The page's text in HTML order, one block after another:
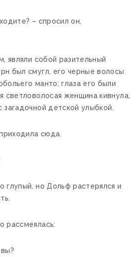
– спросил он,
являли собой разительный
был смугл, его черные волосы
манто; глаза его были
светловолосая женщина кивнула,
детской улыбкой.
сюда.
глупый, но Дольф растерялся и
рассмеялась: